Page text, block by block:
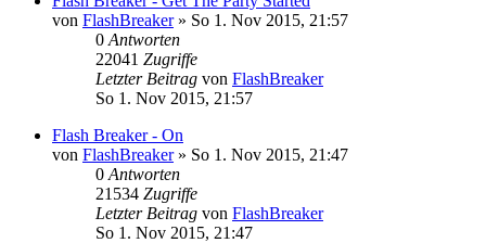
von FlashBreaker» So 1. Nov 2015, 21:57
0 Antworten
22041 Zugriffe
Letzter Beitrag von FlashBreaker
So 1. Nov 2015, 21:57
Flash Breaker - On
von FlashBreaker» So 1. Nov 2015, 21:47
0 Antworten
21534 Zugriffe
Letzter Beitrag von FlashBreaker
So 1. Nov 2015, 21:47